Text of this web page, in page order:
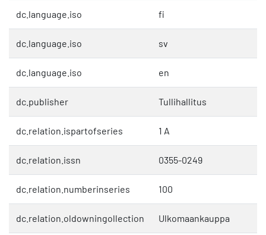
dc.language.iso fi
dc.language.iso sv
dc.language.iso en
dc.publisher Tullihallitus
dc.relation.ispartofseries 1 A
dc.relation.issn 0355-0249
dc.relation.numberinseries 100
dc.relation.oldowningollection Ulkomaankauppa